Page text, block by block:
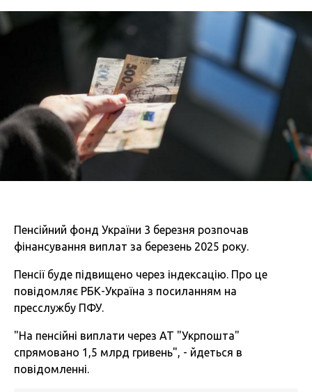
Пенсійний фонд України 3 березня розпочав
фінансування виплат за березень 2025 року.
Пенсії буде підвищено через індексацію. Про це
повідомляє РБК-Україна з посиланням на
пресслужбу ПФУ.
"На пенсійні виплати через АТ "Укрпошта"
спрямовано 1,5 млрд гривень", - йдеться в
повідомленні.